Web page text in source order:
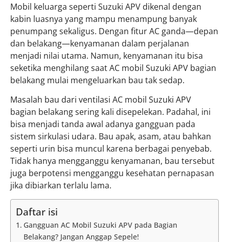
Mobil keluarga seperti Suzuki APV dikenal dengan
kabin luasnya yang mampu menampung banyak
penumpang sekaligus. Dengan fitur AC ganda—depan
dan belakang—kenyamanan dalam perjalanan
menjadi nilai utama. Namun, kenyamanan itu bisa
seketika menghilang saat AC mobil Suzuki APV bagian
belakang mulai mengeluarkan bau tak sedap.
Masalah bau dari ventilasi AC mobil Suzuki APV
bagian belakang sering kali disepelekan. Padahal, ini
bisa menjadi tanda awal adanya gangguan pada
sistem sirkulasi udara. Bau apak, asam, atau bahkan
seperti urin bisa muncul karena berbagai penyebab.
Tidak hanya mengganggu kenyamanan, bau tersebut
juga berpotensi mengganggu kesehatan pernapasan
jika dibiarkan terlalu lama.
Daftar isi
Gangguan AC Mobil Suzuki APV pada Bagian
Belakang? Jangan Anggap Sepele!